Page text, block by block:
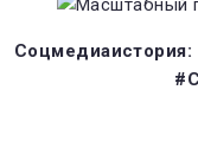
Соцмедиаистория: